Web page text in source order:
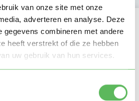
van onze site met onze
adverteren en analyse. Deze
gegevens combineren met andere
heeft verstrekt of die ze hebben
uw gebruik van hun services.
(Rotterdam)